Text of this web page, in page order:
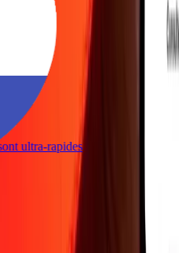
ultra-rapides